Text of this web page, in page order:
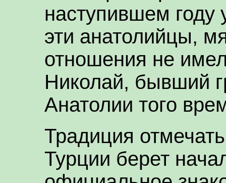
наступившем году
эти анатолийцы,
отношения не
Николай, бывший
Анатолии того
Традиция
Турции берет